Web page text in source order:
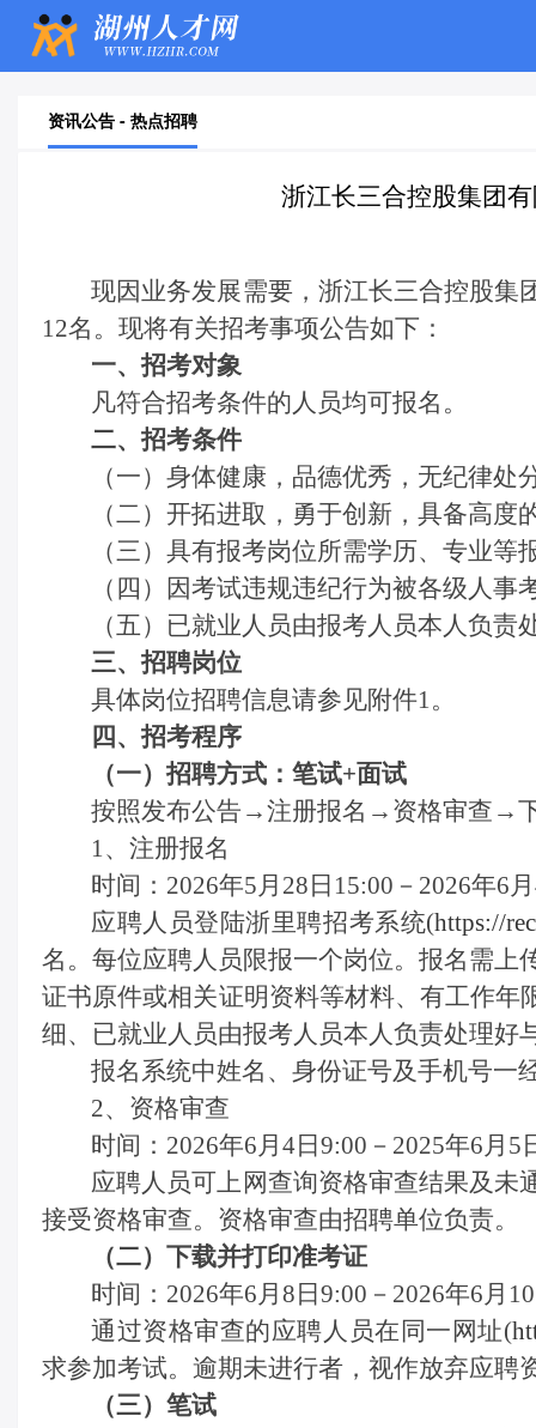
资讯公告 - 热点招聘
浙江长三合控股集团
现因业务发展需要， 浙江长三合控股集
12名。现将有关招考事项公告如下：
一、招考对象
凡符合招考条件的人员均可报名。
二、招考条件
（一）身体健康，品德优秀，无纪律处
（二）开拓进取，勇于创新，具备高度
（三）具有报考岗位所需学历、专业等
（四）因考试违规违纪行为被各级人
（五 ）已就业人员由报考人员本人负责
三、招聘岗位
具体岗位招聘信息请参见附件1。
四、招考程序
（一）招聘方式：笔试+面试
按照发布公告 →注册报名→资格审查→
1、注册报名
时间： 2026年5 月 28 日 15:00－2026年6 月
应聘人员登陆浙里聘招考系统(https://
名。每位应聘人员限报一个岗位。报名需上
证书原件或相关证明资料等材料、有工作年
细、已就业人员由报考人员本人负责处理好
报名系统中姓名、身份证号及手机号一
2、 资格审查
时间： 2026年6 月4日9:00－2025年6 月 5
应聘人员可上网查询资格审查结果及未
接受资格审查。资格审查由招聘单位负责。
（二）下载并打印准考证
时间： 2026年6 月8 日9:00－2026年6 月 10
通过资格审查的应聘人员在同一网址(
求参加考试。逾期未进行者，视作放弃应聘
（三）笔试